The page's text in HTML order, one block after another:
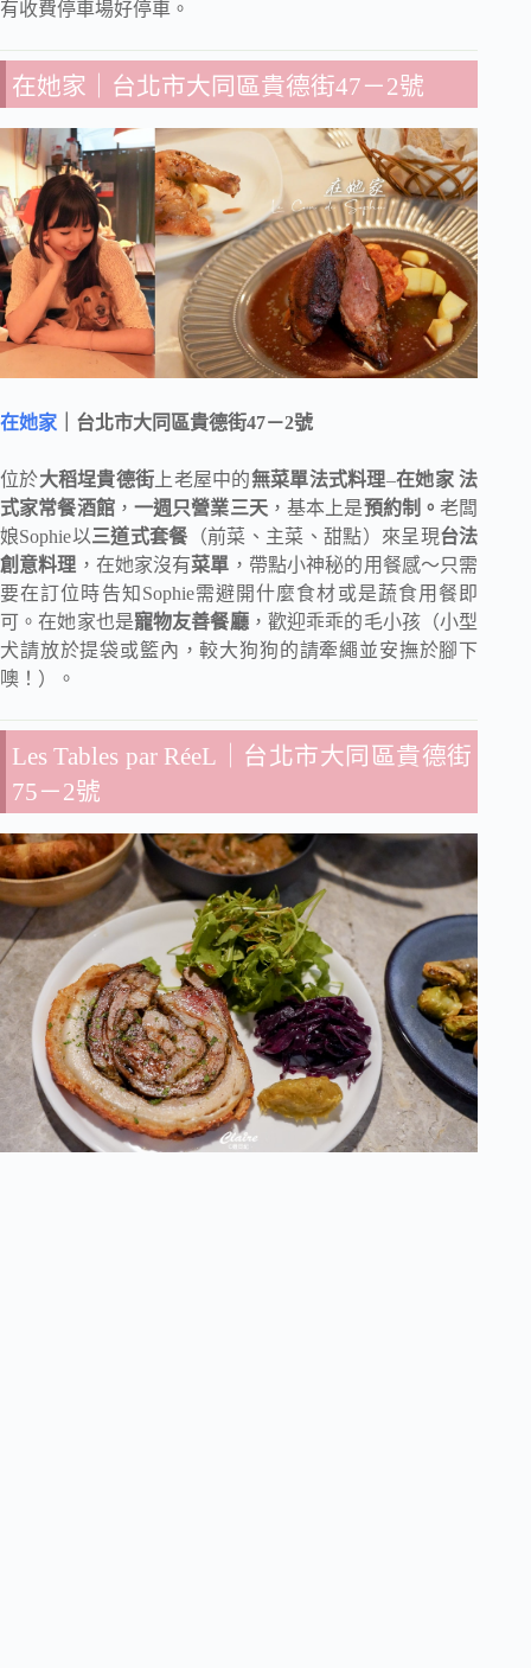
有收費停車場好停車。
在她家 ｜台北市大同區貴德街47－2號
在她家 ｜台北市大同區貴德街47－2號
位於大稻埕貴德街 上老屋中的無菜單法式料理–在她家 法
式家常餐酒館， 一週只營業三天，基本上是預約制。老闆
娘Sophie以三道式套餐 （前菜、主菜、甜點）來呈現台法
創意料理 ，在她家沒有菜單 ，帶點小神秘的用餐感～只需
要在訂位時告知Sophie需避開什麼食材或是蔬食用餐即
可。在她家也是寵物友善餐廳，歡迎乖乖的毛小孩（小型
犬請放於提袋或籃內，較大狗狗的請牽繩並安撫於腳下
噢！）。
Les Tables par RéeL ｜台北市大同區貴德街
75－2號